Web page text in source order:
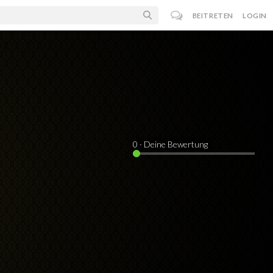
BEITRETEN LOGIN
0 · Deine Bewertung